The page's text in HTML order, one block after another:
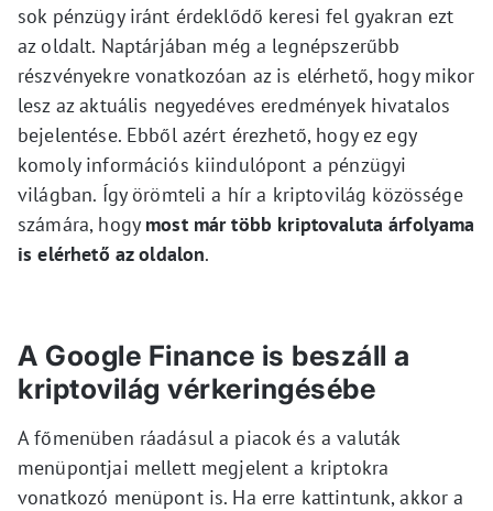
sok pénzügy iránt érdeklődő keresi fel gyakran ezt
az oldalt. Naptárjában még a legnépszerűbb
részvényekre vonatkozóan az is elérhető, hogy mikor
lesz az aktuális negyedéves eredmények hivatalos
bejelentése. Ebből azért érezhető, hogy ez egy
komoly információs kiindulópont a pénzügyi
világban. Így örömteli a hír a kriptovilág közössége
számára, hogy most már több kriptovaluta árfolyama
is elérhető az oldalon.
A Google Finance is beszáll a
kriptovilág vérkeringésébe
A főmenüben ráadásul a piacok és a valuták
menüpontjai mellett megjelent a kriptokra
vonatkozó menüpont is. Ha erre kattintunk, akkor a